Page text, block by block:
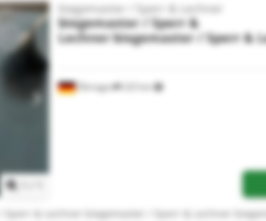
Öhringen 225 km
biegemaster / Sperr & Lechner
biegemaster / Sperr &
Lechner biegemaster / Sperr &
Sperr & Lechner biegemaster / Sperr & Lechner